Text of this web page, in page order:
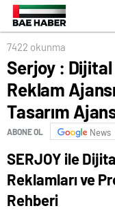
7422 okunma
Serjoy : Dijital
Reklam
Tasarım
ABONE OL News
SERJOY ile
Reklamları ve
Rehberi